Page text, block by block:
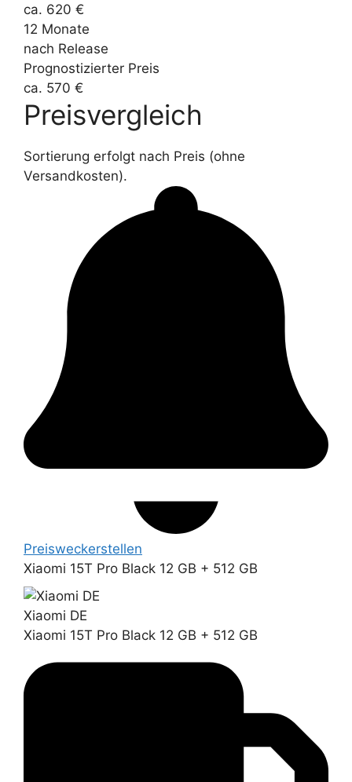
ca. 620 €
12 Monate
nach Release
Prognostizierter Preis
ca. 570 €
Preisvergleich
Sortierung erfolgt nach Preis (ohne
Versandkosten).
Preisweckerstellen
Xiaomi 15T Pro Black 12 GB + 512 GB
Xiaomi DE
Xiaomi 15T Pro Black 12 GB + 512 GB